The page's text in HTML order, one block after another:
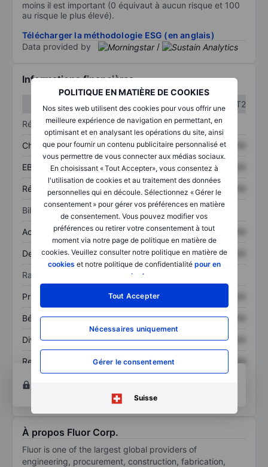
POLITIQUE EN MATIÈRE DE COOKIES
Nos sites web utilisent des cookies pour vous offrir une
meilleure expérience de navigation en permettant, en
optimisant et en analysant les opérations du site, ainsi
que pour fournir un contenu publicitaire personnalisé et
vous permettre de vous connecter aux médias sociaux.
En choisissant « Tout Accepter», vous consentez à
l'utilisation de cookies et au traitement des données
personnelles qui en découle. Sélectionnez « Gérer le
consentement » pour gérer vos préférences en matière
de consentement. Vous pouvez modifier vos
préférences ou retirer votre consentement à tout
moment via notre page de politique en matière de
cookies. Veuillez consulter notre politique en matière de
cookies et notre politique de confidentialité pour en
savoir plus
Tout Accepter
Nécessaires uniquement
Gérer le consentement
Suisse
moins il est important (0 équivaut à aucun risque et 100
au risque le plus élevé).
Télécharger la méthodologie ESG (en anglais)
Data provided by
/
Informations financières
T2
Résultats
Chiffre d’affaires XXXXXXX XXXXXXX
EBITDA XXXXXXX XXXXXXX
Résultat net XXXXXXX XXXXXXX
Bilan
Actifs totaux XXXXXXX XXXXXXX
Dette totale XXXXXXX XXXXXXX
Ratios
Prix / ventes XXXXXXX
Bénéfice par action XXXXXXX XXXXXXX
Dividende par action XXXXXXX XXXXXXX
Rendement des
capitaux propres
XXXXXXX
XXXXXXX
Ouvrir un compte
techniques et d’analyse.
À propos Fluor Corp.
Fluor is one of the largest global providers of
engineering, procurement, construction, fabrication,